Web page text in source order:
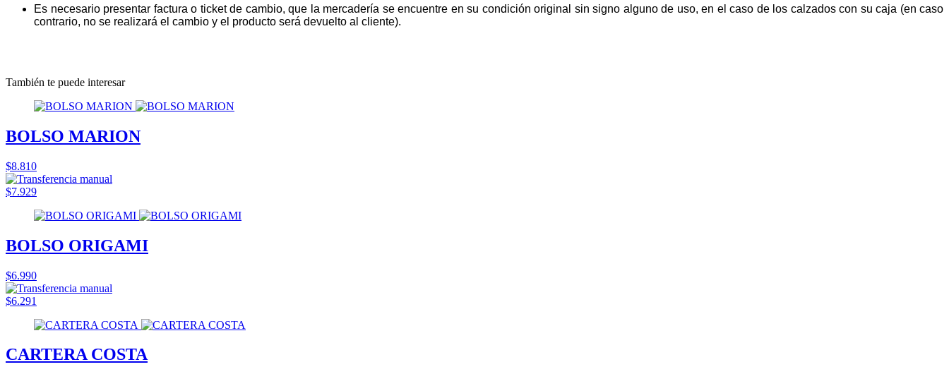
Es necesario presentar factura o ticket de cambio, que la mercadería se encuentre en su condición original sin signo alguno de uso, en el caso de los calzados con su caja (en caso
contrario, no se realizará el cambio y el producto será devuelto al cliente).
También te puede interesar
BOLSO MARION
$8.810
$7.929
BOLSO ORIGAMI
$6.990
$6.291
CARTERA COSTA